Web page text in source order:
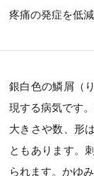
疼痛の発症を低
銀白色の鱗屑（
現する病気です
大きさや数、形
ともあります。
られます。かゆ